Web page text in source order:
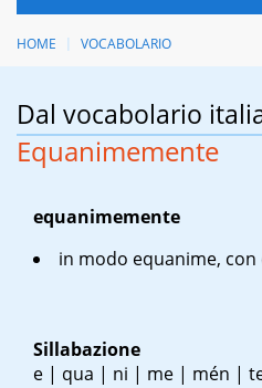
HOME VOCABOLARIO
Dal vocabolario
Equanimemente
equanimemente
in modo equanime,
Sillabazione
e | qua | ni | me | mén |